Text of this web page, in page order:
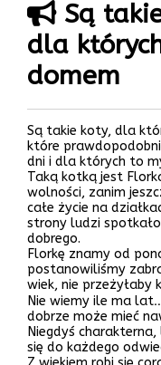
Są
dla
domem
Są takie koty, dla
które
dni i dla których to
Taką kotką jest
wolności, zanim
całe życie na
strony ludzi
dobrego.
Florkę znamy od
postanowiliśmy
wiek, nie przeżyłaby
Nie wiemy ile ma
dobrze może mieć
Niegdyś
się do każdego